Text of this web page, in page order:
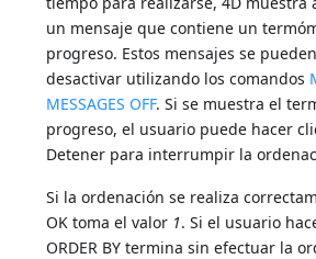
un mensaje que contiene un
progreso. Estos mensajes se
desactivar utilizando los comandos
MESSAGES OFF. Si se muestra el
progreso, el usuario puede hacer
Detener para interrumpir la
Si la ordenación se realiza
OK toma el valor 1. Si el usuario
ORDER BY termina sin efectuar la